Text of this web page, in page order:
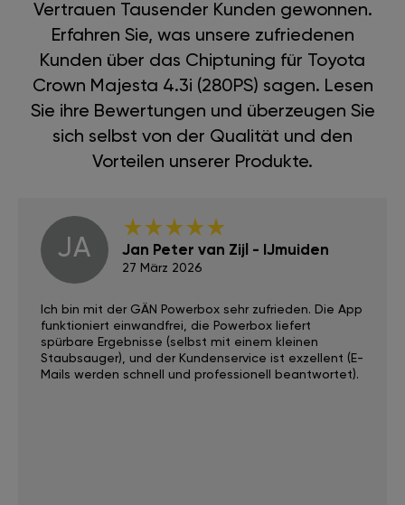
Vertrauen Tausender Kunden gewonnen.
Erfahren Sie, was unsere zufriedenen
Kunden über das Chiptuning für Toyota
Crown Majesta 4.3i (280PS) sagen. Lesen
Sie ihre Bewertungen und überzeugen Sie
sich selbst von der Qualität und den
Vorteilen unserer Produkte.
JA Jan Peter van Zijl - IJmuiden
27 März 2026
Ich bin mit der GÄN Powerbox sehr zufrieden. Die App
funktioniert einwandfrei, die Powerbox liefert
spürbare Ergebnisse (selbst mit einem kleinen
Staubsauger), und der Kundenservice ist exzellent (E-
Mails werden schnell und professionell beantwortet).